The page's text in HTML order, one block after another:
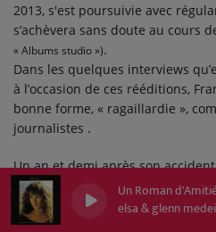
Un Roman
elsa & glenn
0
2013, s'est poursuivie avec
s’achèvera sans doute au cours
« Albums studio »).
Dans les quelques interviews
à l’occasion de ces rééditions,
bonne forme, « ragaillardie »,
journalistes .
Un an et demi après son
relate cet épisode dans un livre
L’ouvrage paraît le 3 novembre
lutte contre la maladie et livre des